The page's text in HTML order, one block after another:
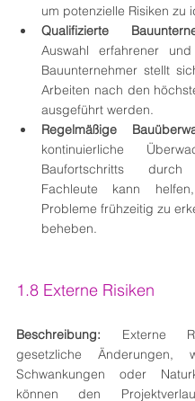
um potenzielle Risiken zu
Qualifizierte
Auswahl erfahrener
Bauunternehmer stellt
Arbeiten nach den
ausgeführt werden.
Regelmäßige
kontinuierliche
Baufortschritts durch
Fachleute kann
Probleme frühzeitig zu
beheben.
1.8 Externe Risiken
Beschreibung: Externe
gesetzliche Änderungen,
Schwankungen oder
können den